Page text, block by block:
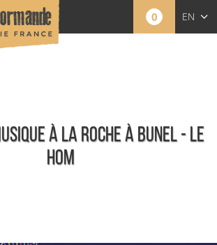
0 EN
À LA ROCHE À BUNEL - LE
HOM